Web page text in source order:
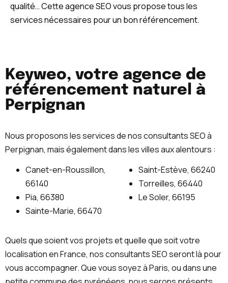
qualité… Cette agence SEO vous propose tous les
services nécessaires pour un bon référencement.
Keyweo, votre agence de
référencement naturel à
Perpignan
Nous proposons les services de nos consultants SEO à
Perpignan, mais également dans les villes aux alentours :
Canet-en-Roussillon,
66140
Pia, 66380
Sainte-Marie, 66470
Saint-Estève, 66240
Torreilles, 66440
Le Soler, 66195
Quels que soient vos projets et quelle que soit votre
localisation en France, nos consultants SEO seront là pour
vous accompagner. Que vous soyez à Paris, ou dans une